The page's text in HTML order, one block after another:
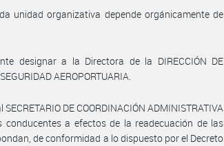
unidad organizativa depende orgánicamente de
designar a la Directora de la DIRECCIÓN DE
AEROPORTUARIA.
DE COORDINACIÓN ADMINISTRATIVA
a efectos de la readecuación de las
de conformidad a lo dispuesto por el Decreto